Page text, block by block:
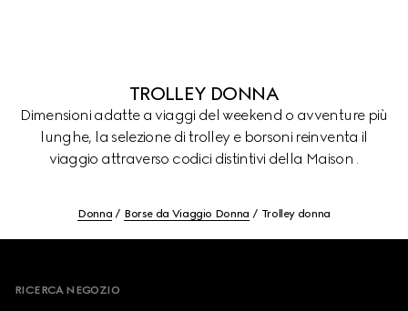
TROLLEY DONNA
Dimensioni adatte a viaggi del weekend o avventure più
lunghe, la selezione di trolley e borsoni reinventa il
viaggio attraverso codici distintivi della Maison .
Donna Borse da Viaggio Donna Trolley donna
RICERCA NEGOZIO